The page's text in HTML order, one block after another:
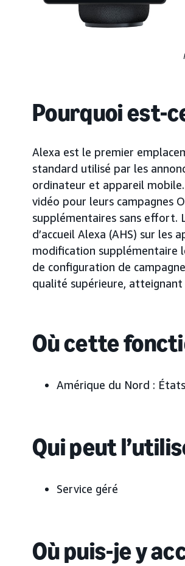
Pourquoi est-
Alexa est le premier
standard utilisé par les
ordinateur et appareil
vidéo pour leurs campagnes
supplémentaires sans effort.
d’accueil Alexa (AHS) sur les
modification supplémentaire
de configuration de
qualité supérieure, atteignant
Où cette
Amérique du Nord :
Qui peut
Service géré
Où puis-je y